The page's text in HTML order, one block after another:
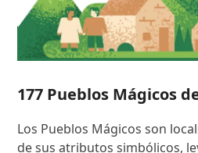
177 Pueblos Mágicos
Los Pueblos Mágicos son
de sus atributos simbólicos,